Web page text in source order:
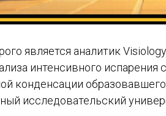
является аналитик
интенсивного
конденсации
исследовательский